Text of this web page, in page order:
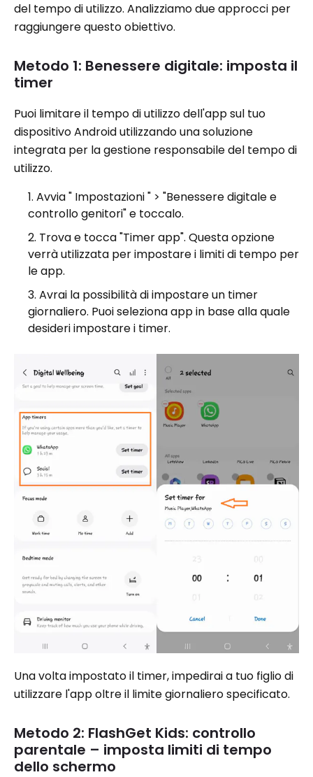
del tempo di utilizzo. Analizziamo due approcci per
raggiungere questo obiettivo.
Metodo 1: Benessere digitale: imposta il
timer
Puoi limitare il tempo di utilizzo dell'app sul tuo
dispositivo Android utilizzando una soluzione
integrata per la gestione responsabile del tempo di
utilizzo.
Avvia " Impostazioni " > "Benessere digitale e
controllo genitori" e toccalo.
Trova e tocca "Timer app". Questa opzione
verrà utilizzata per impostare i limiti di tempo per
le app.
Avrai la possibilità di impostare un timer
giornaliero. Puoi seleziona app in base alla quale
desideri impostare i timer.
Una volta impostato il timer, impedirai a tuo figlio di
utilizzare l'app oltre il limite giornaliero specificato.
Metodo 2: FlashGet Kids: controllo
parentale – imposta limiti di tempo
dello schermo